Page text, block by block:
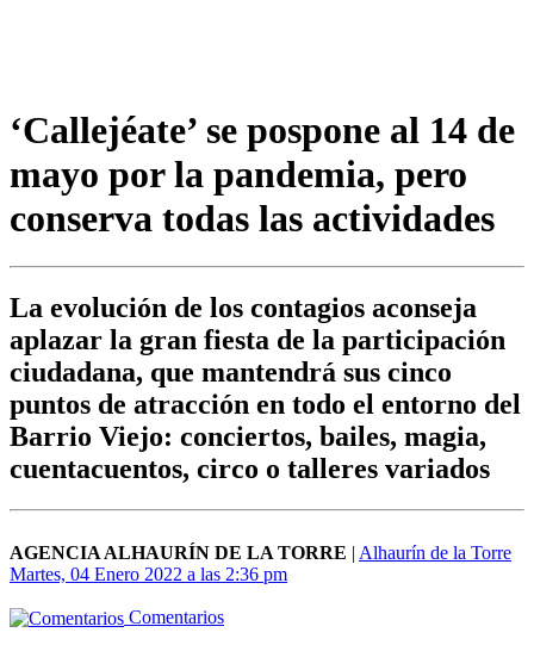
‘Callejéate’ se pospone al 14 de
mayo por la pandemia, pero
conserva todas las actividades
La evolución de los contagios aconseja
aplazar la gran fiesta de la participación
ciudadana, que mantendrá sus cinco
puntos de atracción en todo el entorno del
Barrio Viejo: conciertos, bailes, magia,
cuentacuentos, circo o talleres variados
AGENCIA ALHAURÍN DE LA TORRE | Alhaurín de la Torre
Martes, 04 Enero 2022 a las 2:36 pm
Comentarios